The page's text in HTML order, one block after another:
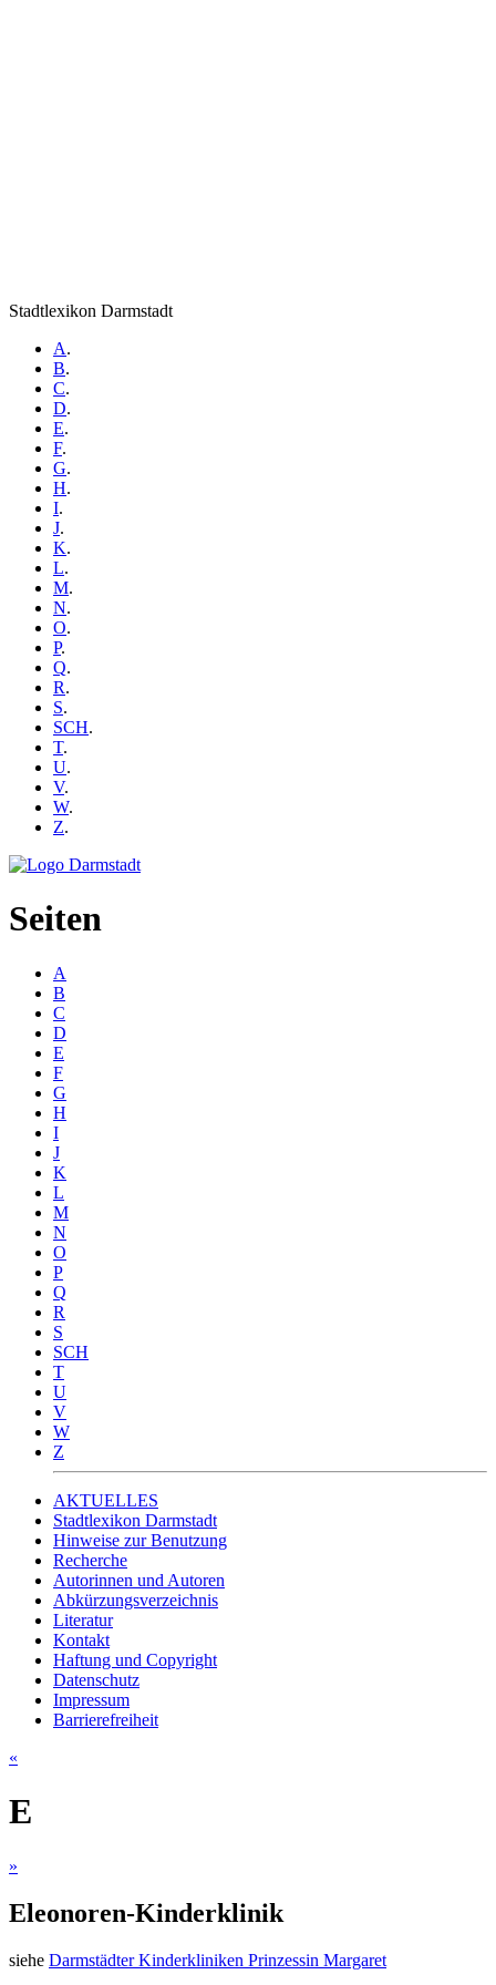
Stadtlexikon Darmstadt
A.
B.
C.
D.
E.
F.
G.
H.
I.
J.
K.
L.
M.
N.
O.
P.
Q.
R.
S.
SCH.
T.
U.
V.
W.
Z.
Seiten
A
B
C
D
E
F
G
H
I
J
K
L
M
N
O
P
Q
R
S
SCH
T
U
V
W
Z
AKTUELLES
Stadtlexikon Darmstadt
Hinweise zur Benutzung
Recherche
Autorinnen und Autoren
Abkürzungsverzeichnis
Literatur
Kontakt
Haftung und Copyright
Datenschutz
Impressum
Barrierefreiheit
«
E
»
Eleonoren-Kinderklinik
siehe Darmstädter Kinderkliniken Prinzessin Margaret